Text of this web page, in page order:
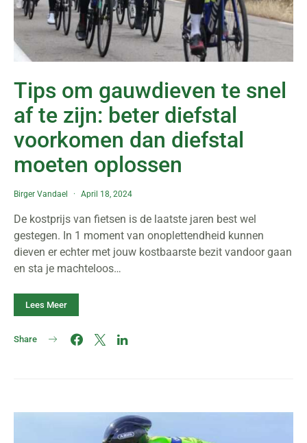
Tips om gauwdieven te snel
af te zijn: beter diefstal
voorkomen dan diefstal
moeten oplossen
Birger Vandael April 18, 2024
De kostprijs van fietsen is de laatste jaren best wel
gestegen. In 1 moment van onoplettendheid kunnen
dieven er echter met jouw kostbaarste bezit vandoor gaan
en sta je machteloos…
Lees Meer
Share